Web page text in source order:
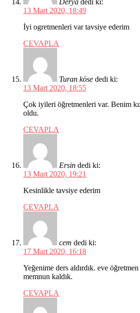
Derya dedi ki:
13 Mart 2020, 18:49
İyi ogretmenleri var tavsiye ederim
CEVAPLA
Turan köse dedi ki:
13 Mart 2020, 18:55
Çok iyileri öğretmenleri var. Benim
oldu.
CEVAPLA
Ersin dedi ki:
13 Mart 2020, 19:21
Kesinlikle tavsiye ederim
CEVAPLA
cem dedi ki:
17 Mart 2020, 16:18
Yeğenime ders aldırdık. eve
memnun kaldık.
CEVAPLA